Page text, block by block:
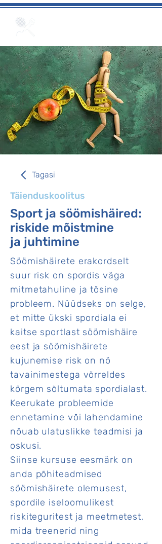
Tagasi
Täienduskoolitus
Sport ja söömishäired:
riskide mõistmine
ja juhtimine
Söömishäirete erakordselt
suur risk on spordis väga
mitmetahuline ja tõsine
probleem. Nüüdseks on selge,
et mitte ükski spordiala ei
kaitse sportlast söömishäire
eest ja söömishäirete
kujunemise risk on nö
tavainimestega võrreldes
kõrgem sõltumata spordialast.
Keerukate probleemide
ennetamine või lahendamine
nõuab ulatuslikke teadmisi ja
oskusi.
Siinse kursuse eesmärk on
anda põhiteadmised
söömishäirete olemusest,
spordile iseloomulikest
riskiteguritest ja meetmetest,
mida treenerid ning